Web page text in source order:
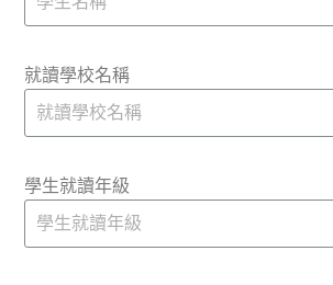
就讀學校名稱
學生就讀年級